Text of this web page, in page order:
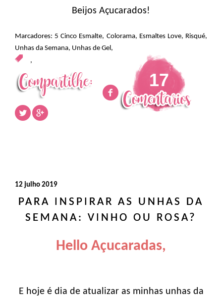
Beijos Açucarados!
Marcadores: 5 Cinco Esmalte, Colorama, Esmaltes Love, Risqué,
Unhas da Semana, Unhas de Gel ,
,
17
12 julho 2019
PARA INSPIRAR AS UNHAS DA
SEMANA: VINHO OU ROSA?
Hello Açucaradas,
E hoje é dia de atualizar as minhas unhas da